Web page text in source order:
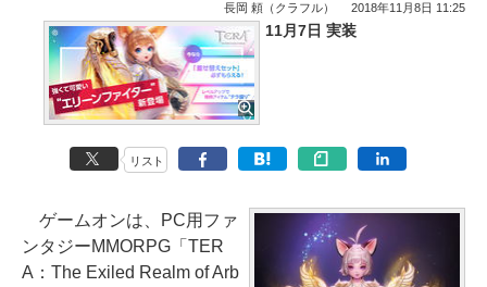
長岡 頼（クラフル） 2018年11月8日 11:25
11月7日 実装
リスト
ゲームオンは、PC用ファ
ンタジーMMORPG「TER
A：The Exiled Realm of Arb